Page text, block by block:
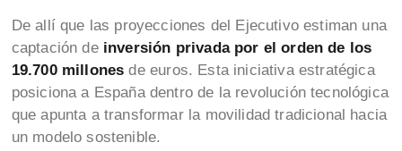
De allí que las proyecciones del Ejecutivo estiman una
captación de inversión privada por el orden de los
19.700 millones de euros. Esta iniciativa estratégica
posiciona a España dentro de la revolución tecnológica
que apunta a transformar la movilidad tradicional hacia
un modelo sostenible.